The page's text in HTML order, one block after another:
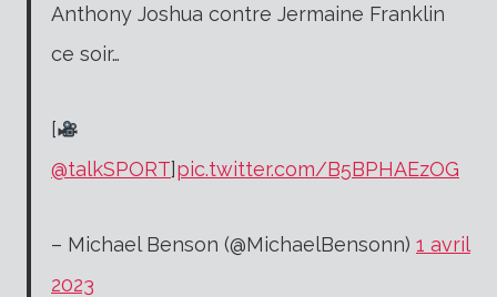
Anthony Joshua contre Jermaine Franklin
ce soir…
[
@talkSPORT]pic.twitter.com/B5BPHAEzOG
– Michael Benson (@MichaelBensonn) 1 avril
2023